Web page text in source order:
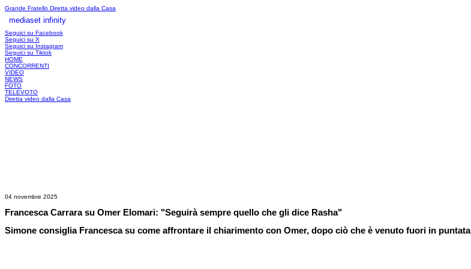
Grande Fratello Diretta video dalla Casa
mediaset infinity
Seguici su Facebook
Seguici su X
Seguici su Instagram
Seguici su Tiktok
HOME
CONCORRENTI
VIDEO
NEWS
FOTO
TELEVOTO
Diretta video dalla Casa
04 novembre 2025
Francesca Carrara su Omer Elomari: "Seguirà sempre quello che gli dice Rasha"
Simone consiglia Francesca su come affrontare il chiarimento con Omer, dopo ciò che è venuto fuori in puntata